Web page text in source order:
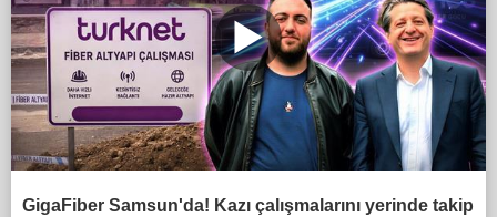
GigaFiber Samsun'da! Kazı çalışmalarını yerinde takip